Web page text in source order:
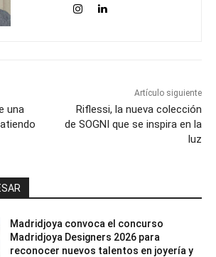
una
Artículo siguiente
Riflessi, la nueva colección
de SOGNI que se inspira en la
luz
Madridjoya convoca el concurso
Madridjoya Designers 2026 para
reconocer nuevos talentos en joyería y